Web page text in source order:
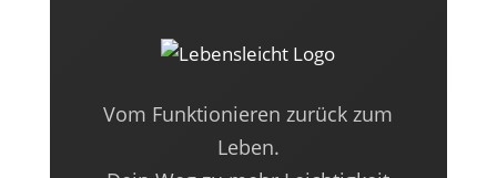
Vom Funktionieren zurück zum
Leben.